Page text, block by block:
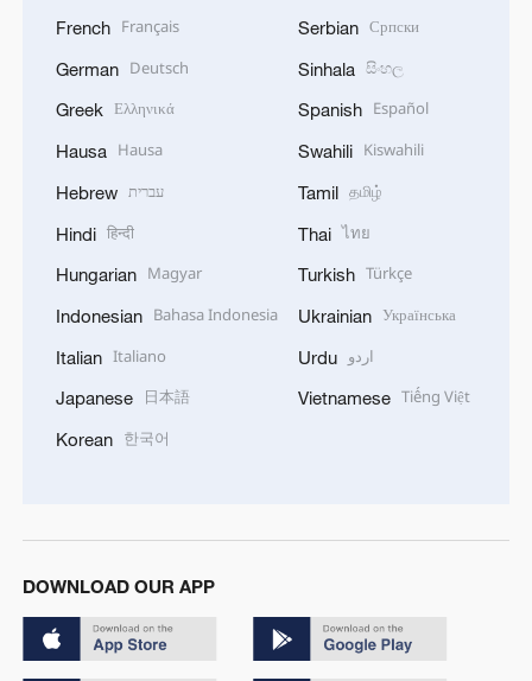
French Français
German Deutsch
Greek Ελληνικά
Hausa Hausa
Hebrew עברית
Hindi हिन्दी
Hungarian Magyar
Indonesian Bahasa Indonesia
Italian Italiano
Japanese 日本語
Korean 한국어
Serbian Српски
Sinhala සිංහල
Spanish Español
Swahili Kiswahili
Tamil தமிழ்
Thai ไทย
Turkish Türkçe
Ukrainian Українська
Urdu اردو
Vietnamese Tiếng Việt
DOWNLOAD OUR APP